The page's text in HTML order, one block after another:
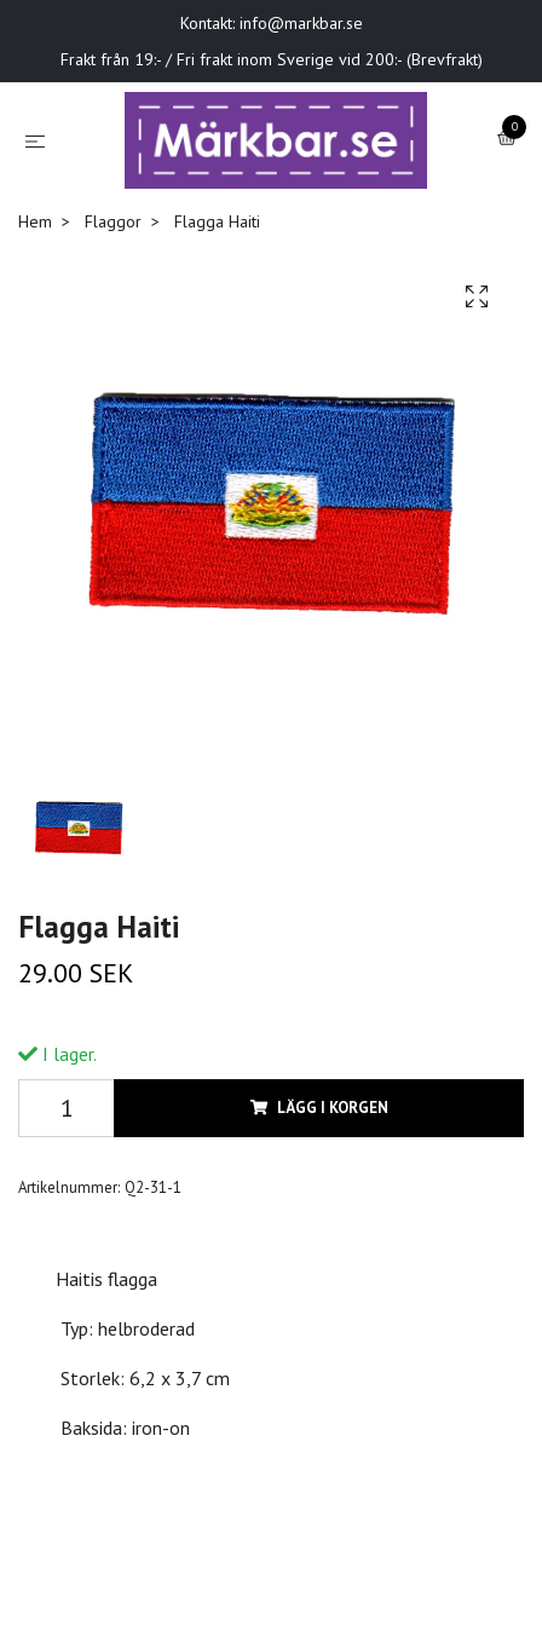
Kontakt: info@markbar.se
Frakt från 19:- / Fri frakt inom Sverige vid 200:- (Brevfrakt)
0
Hem Flaggor Flagga Haiti
Flagga Haiti
29.00 SEK
I lager.
LÄGG I KORGEN
Artikelnummer: Q2-31-1
Haitis flagga
Typ: helbroderad
Storlek: 6,2 x 3,7 cm
Baksida: iron-on